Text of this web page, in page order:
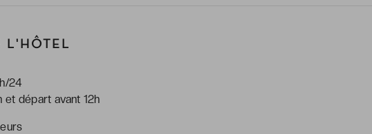
L'HÔTEL
24
départ avant 12h